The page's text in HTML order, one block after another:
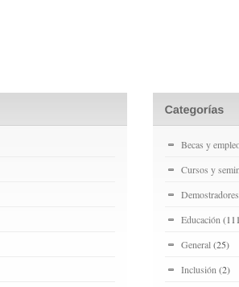
Becas y
Cursos y
Demostradores
Educación
General (25)
Inclusión (2)